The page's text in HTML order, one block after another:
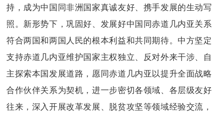
持，成为中国同非洲国家真诚友好、携手发展的生动写
照。新形势下，巩固好、发展好中国同赤道几内亚关系
符合两国和两国人民的根本利益和共同期待。中方坚定
支持赤道几内亚维护国家主权独立、反对外来干涉、自
主探索本国发展道路，愿同赤道几内亚以提升全面战略
合作伙伴关系为契机，进一步密切各领域、各层级友好
往来，深入开展改革发展、脱贫攻坚等领域经验交流，